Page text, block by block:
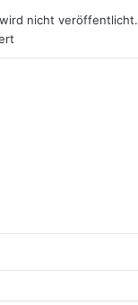
nicht veröffentlicht.